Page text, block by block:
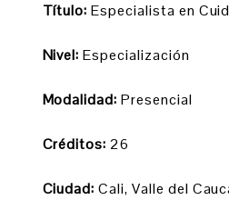
Título:Especialista en
Nivel:Especialización
Modalidad: Presencial
Créditos: 26
Ciudad: Cali, Valle del